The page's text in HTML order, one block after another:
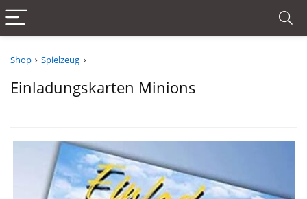
Shop Spielzeug
Einladungskarten Minions